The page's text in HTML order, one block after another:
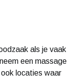
als je vaak
een massage
locaties waar